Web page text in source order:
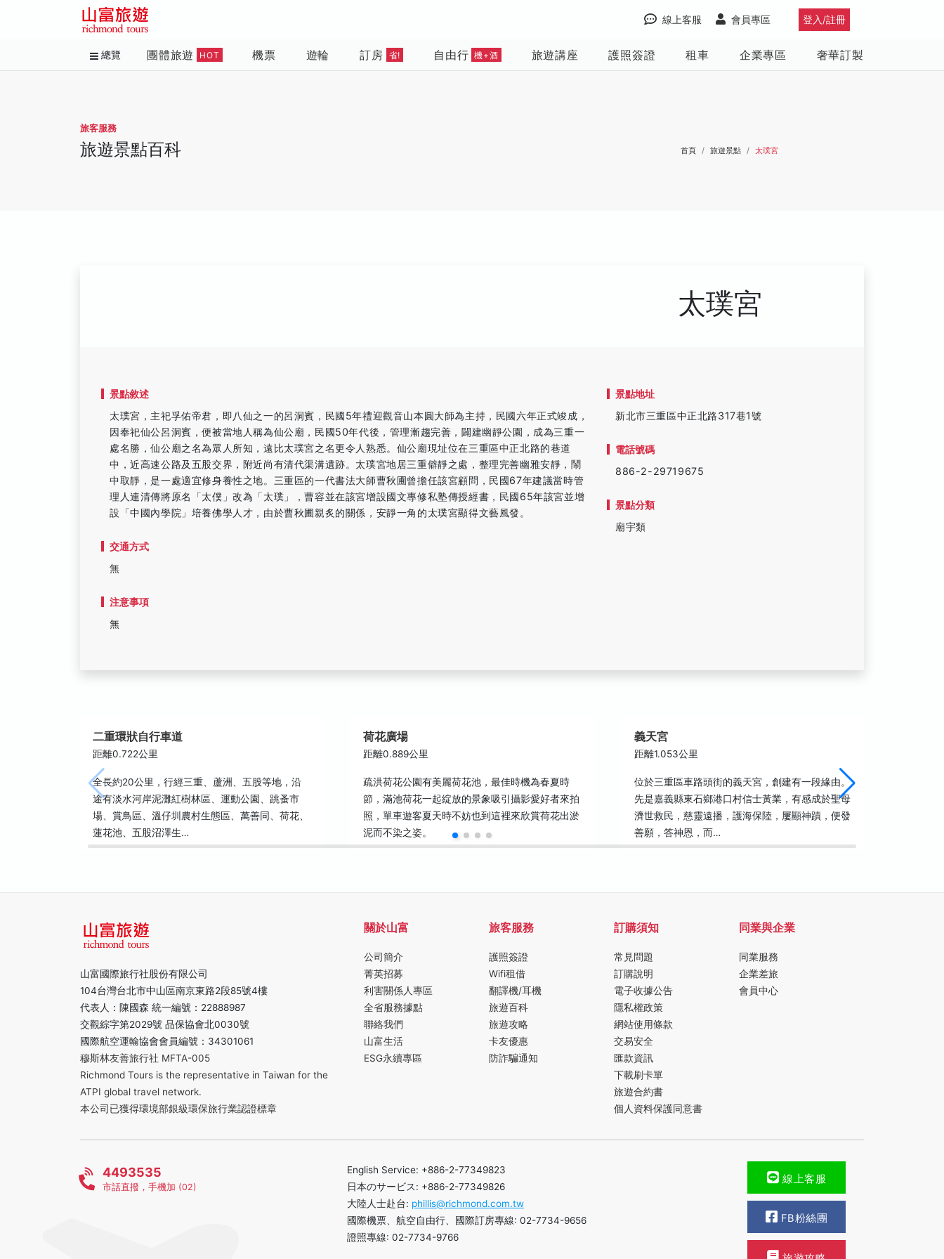
登入/註冊
會員專區
線上客服
總覽 團體旅遊 HOT 機票 遊輪 訂房 省! 自由行 機+酒 旅遊講座 護照簽證 租車 企業專區 奢華訂製
旅客服務
旅遊景點百科 首頁 旅遊景點 太璞宮
太璞宮
景點敘述
太璞宮，主祀孚佑帝君，即八仙之一的呂洞賓，民國5年禮迎觀音山本圓大師為主持，民國六年正式竣成，
因奉祀仙公呂洞賓，便被當地人稱為仙公廟，民國50年代後，管理漸趨完善，闢建幽靜公園，成為三重一
處名勝，仙公廟之名為眾人所知，遠比太璞宮之名更令人熟悉。仙公廟現址位在三重區中正北路的巷道
中，近高速公路及五股交界，附近尚有清代渠溝遺跡。太璞宮地居三重僻靜之處，整理完善幽雅安靜，鬧
中取靜，是一處適宜修身養性之地。三重區的一代書法大師曹秋圃曾擔任該宮顧問，民國67年建議當時管
理人連清傳將原名「太僕」改為「太璞」，曹容並在該宮增設國文專修私塾傳授經書，民國65年該宮並增
設「中國內學院」培養佛學人才，由於曹秋圃親炙的關係，安靜一角的太璞宮顯得文藝風發。
交通方式
無
注意事項
無
景點地址
新北市三重區中正北路317巷1號
電話號碼
886-2-29719675
景點分類
廟宇類
二重環狀自行車道
距離0.722公里
全長約20公里，行經三重、蘆洲、五股等地，沿
途有淡水河岸泥灘紅樹林區、運動公園、跳蚤市
場、賞鳥區、溫仔圳農村生態區、萬善同、荷花、
蓮花池、五股沼澤生…
荷花廣場
距離0.889公里
疏洪荷花公園有美麗荷花池，最佳時機為春夏時
節，滿池荷花一起綻放的景象吸引攝影愛好者來拍
照，單車遊客夏天時不妨也到這裡來欣賞荷花出淤
泥而不染之姿。
義天宮
距離1.053公里
位於三重區車路頭街的義天宮，創建有一段緣由。
先是嘉義縣東石鄉港口村信士黃業，有感成於聖母
濟世救民，慈靈遠播，護海保陸，屢顯神蹟，便發
善願，答神恩，而…
山富國際旅行社股份有限公司
104台灣台北市中山區南京東路2段85號4樓
代表人：陳國森 統一編號：22888987
交觀綜字第2029號 品保協會北0030號
國際航空運輸協會會員編號：34301061
穆斯林友善旅行社 MFTA-005
Richmond Tours is the representative in Taiwan for the
ATPI global travel network.
本公司已獲得環境部銀級環保旅行業認證標章
關於山富
公司簡介
菁英招募
利害關係人專區
全省服務據點
聯絡我們
山富生活
ESG永續專區
旅客服務
護照簽證
Wifi租借
翻譯機/耳機
旅遊百科
旅遊攻略
卡友優惠
防詐騙通知
訂購須知
常見問題
訂購說明
電子收據公告
隱私權政策
網站使用條款
交易安全
匯款資訊
下載刷卡單
旅遊合約書
個人資料保護同意書
同業與企業
同業服務
企業差旅
會員中心
4493535
市話直撥，手機加 (02)
English Service: +886-2-77349823
日本のサービス: +886-2-77349826
大陸人士赴台: phillis@richmond.com.tw
國際機票、航空自由行、國際訂房專線: 02-7734-9656
證照專線: 02-7734-9766
線上客服
FB粉絲團